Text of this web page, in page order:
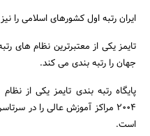
ایران رتبه اول کشورهای اسلامی را
تایمز یکی از معتبرترین نظام های
جهان را رتبه بندی می کند.
پایگاه رتبه بندی تایمز یکی از
۲۰۰۴ مراکز آموزش عالی را در
است.